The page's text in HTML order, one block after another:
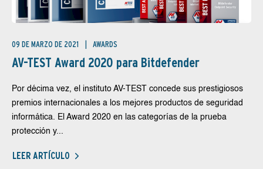
09 DE MARZO DE 2021 AWARDS
AV-TEST Award 2020 para Bitdefender
Por décima vez, el instituto AV-TEST concede sus prestigiosos
premios internacionales a los mejores productos de seguridad
informática. El Award 2020 en las categorías de la prueba
protección y...
LEER ARTÍCULO